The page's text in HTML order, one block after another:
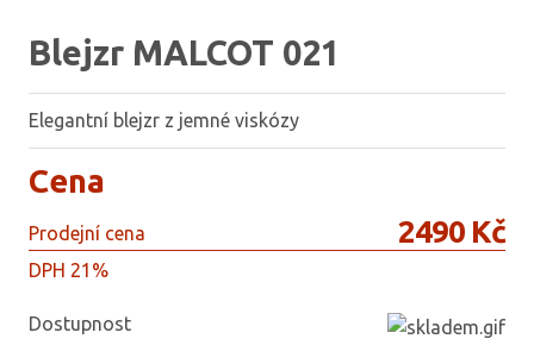
Blejzr MALCOT 021
Elegantní blejzr z jemné viskózy
Cena
Prodejní cena 2490 Kč
DPH 21%
Dostupnost